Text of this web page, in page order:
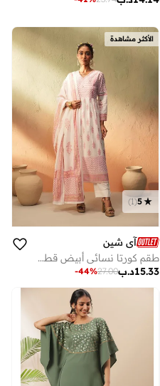
الأكثر مشاهدة
5
(
1
)
آي شين
طقم كورتا نسائي أبيض قطن % مطبوع مع بنطلون بالازو واسع بطول الكاحل قطع
د.ب15.33
27.00
-44%